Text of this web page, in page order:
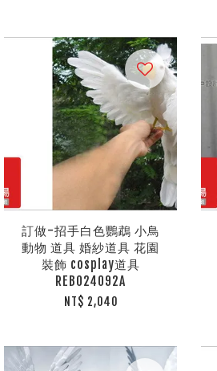
訂做-招手白色鸚鵡 小鳥
動物 道具 婚紗道具 花園
裝飾 cosplay道具
REB024092A
NT$ 2,040